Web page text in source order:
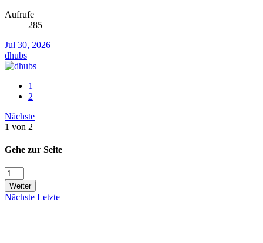
Aufrufe
285
Jul 30, 2026
dhubs
1
2
Nächste
1 von 2
Gehe zur Seite
Weiter
Nächste Letzte